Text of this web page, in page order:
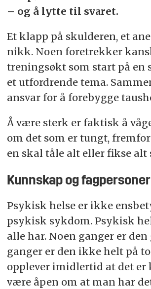
Sosialsaksbehandler fra
Nærmeste eller nest
Verneombud eller tillitsvalgt.
Fastlegen din.
– og å lytte til svaret.
Et klapp på skulderen, et
nikk. Noen foretrekker
treningsøkt som start på en
et utfordrende tema.
ansvar for å forebygge
Å være sterk er faktisk å
om det som er tungt,
en skal tåle alt eller fikse alt
Kunnskap og fagpersoner
Psykisk helse er ikke
psykisk sykdom. Psykisk
alle har. Noen ganger er den
ganger er den ikke helt på
opplever imidlertid at det er
være åpen om at man har